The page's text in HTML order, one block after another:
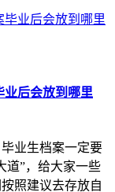
业后会放到哪里
业生档案一定要
道”，给大家一些
照建议去存放自